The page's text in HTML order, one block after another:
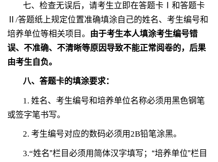
七、检查无误后，请考生立即在答题卡Ⅰ和答题卡
/答题纸上规定位置准确填涂自己的姓名、考生编号和
培养单位等相关项目。
由于考生本人填涂考生编号错
误、不准确、不清晰等原因导致不能正常阅卷的，后果
由考生自负。
八、答题卡的填涂要求：
1.姓名、 考生编号和培养单位名称必须用黑色钢笔
或签字笔书写。
2. 考生编号对应的数码必须用2B铅笔涂黑。
3.“姓名”栏目必须用简体汉字填写；“培养单位”栏目